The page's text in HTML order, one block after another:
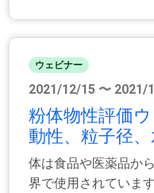
ウェビナー
2021/12/15 〜 2021/
粉体物性評価
動性、粒子径
体は食品や医薬品か
界で使用されていま